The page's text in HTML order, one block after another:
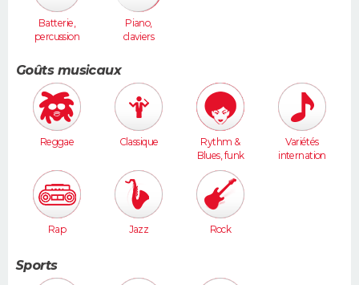
Batterie,
percussion
Piano,
claviers
Goûts musicaux
Reggae Classique
Rythm &
Blues, funk
Variétés
internation
Rap Jazz Rock
Sports